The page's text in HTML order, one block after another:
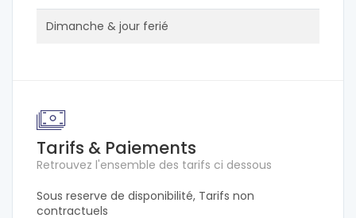
Dimanche & jour ferié
Tarifs & Paiements
Retrouvez l'ensemble des tarifs ci dessous
Sous reserve de disponibilité, Tarifs non
contractuels